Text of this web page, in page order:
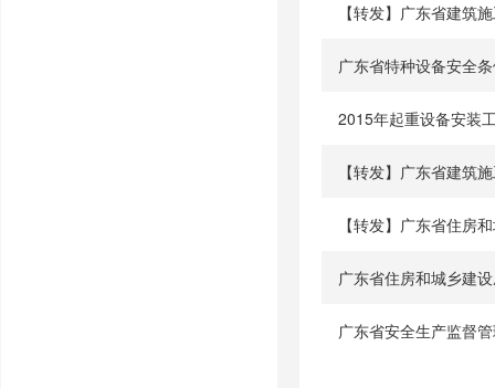
【转发】广东省建筑
广东省特种设备安全
2015年起重设备安装
【转发】广东省建筑
【转发】广东省住房
广东省住房和城乡建
广东省安全生产监督